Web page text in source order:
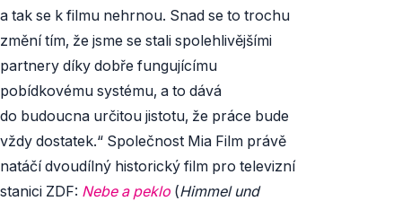
a tak se k filmu nehrnou. Snad se to trochu
změní tím, že jsme se stali spolehlivějšími
partnery díky dobře fungujícímu
pobídkovému systému, a to dává
do budoucna určitou jistotu, že práce bude
vždy dostatek.“ Společnost Mia Film právě
natáčí dvoudílný historický film pro televizní
stanici ZDF: Nebe a peklo (Himmel und